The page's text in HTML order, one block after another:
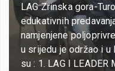
LAG Zrinska gora-
edukativnih
namjenjene
u srijedu je održao i u
su : 1. LAG I LEADER